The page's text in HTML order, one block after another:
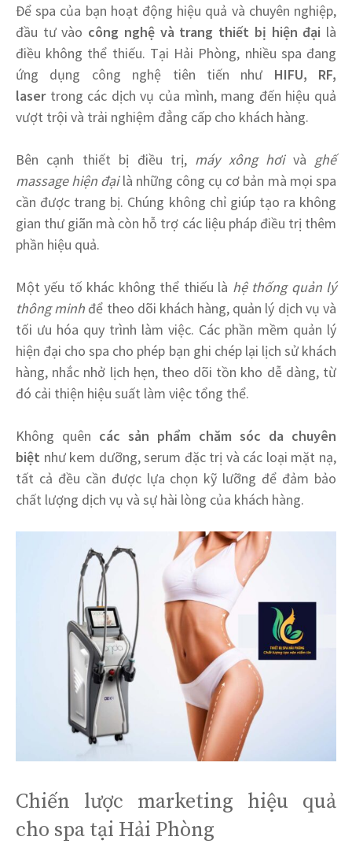
Để spa của bạn hoạt động hiệu quả và chuyên nghiệp,
đầu tư vào công nghệ và trang thiết bị hiện đại là
điều không thể thiếu. Tại Hải Phòng, nhiều spa đang
ứng dụng công nghệ tiên tiến như HIFU, RF,
lasertrong các dịch vụ của mình, mang đến hiệu quả
vượt trội và trải nghiệm đẳng cấp cho khách hàng.
Bên cạnh thiết bị điều trị, máy xông hơivà ghế
massage hiện đạilà những công cụ cơ bản mà mọi spa
cần được trang bị. Chúng không chỉ giúp tạo ra không
gian thư giãn mà còn hỗ trợ các liệu pháp điều trị thêm
phần hiệu quả.
Một yếu tố khác không thể thiếu là hệ thống quản lý
thông minh để theo dõi khách hàng, quản lý dịch vụ và
tối ưu hóa quy trình làm việc. Các phần mềm quản lý
hiện đại cho spa cho phép bạn ghi chép lại lịch sử khách
hàng, nhắc nhở lịch hẹn, theo dõi tồn kho dễ dàng, từ
đó cải thiện hiệu suất làm việc tổng thể.
Không quên các sản phẩm chăm sóc da chuyên
biệt như kem dưỡng, serum đặc trị và các loại mặt nạ,
tất cả đều cần được lựa chọn kỹ lưỡng để đảm bảo
chất lượng dịch vụ và sự hài lòng của khách hàng.
Chiến lược marketing hiệu quả
cho spa tại Hải Phòng